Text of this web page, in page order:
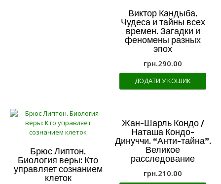
Виктор Кандыба.
Чудеса и тайны всех
времен. Загадки и
феномены разных
эпох
грн.290.00
ДОДАТИ У КОШИК
Брюс Липтон.
Биология веры: Кто
управляет сознанием
клеток
Жан-Шарль Кондо /
Наташа Кондо-
Динуччи. “Анти-тайна”.
Великое
расследование
грн.210.00